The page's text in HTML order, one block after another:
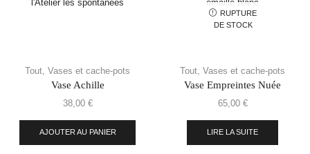
Tout Vases et cache-pots
Vase Achille
38,00 €
AJOUTER AU PANIER
RUPTURE
DE STOCK
Tout Vases et cache-pots
Vase Empreintes Nuée
65,00 €
LIRE LA SUITE